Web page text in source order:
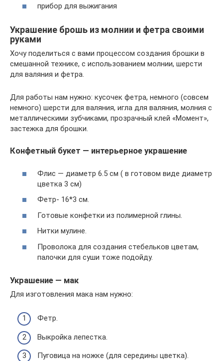
прибор для выжигания
Украшение брошь из молнии и фетра своими
руками
Хочу поделиться с вами процессом создания брошки в
смешанной технике, с использованием молнии, шерсти
для валяния и фетра.
Для работы нам нужно: кусочек фетра, немного (совсем
немного) шерсти для валяния, игла для валяния, молния с
металлическими зубчиками, прозрачный клей «Момент»,
застежка для брошки.
Конфетный букет — интерьерное украшение
Флис — диаметр 6.5 см ( в готовом виде диаметр
цветка 3 см)
Фетр- 16*3 см.
Готовые конфетки из полимерной глины.
Нитки мулине.
Проволока для создания стебельков цветам,
палочки для суши тоже подойду.
Украшение — мак
Для изготовления мака нам нужно:
Фетр.
Выкройка лепестка.
Пуговица на ножке (для середины цветка).